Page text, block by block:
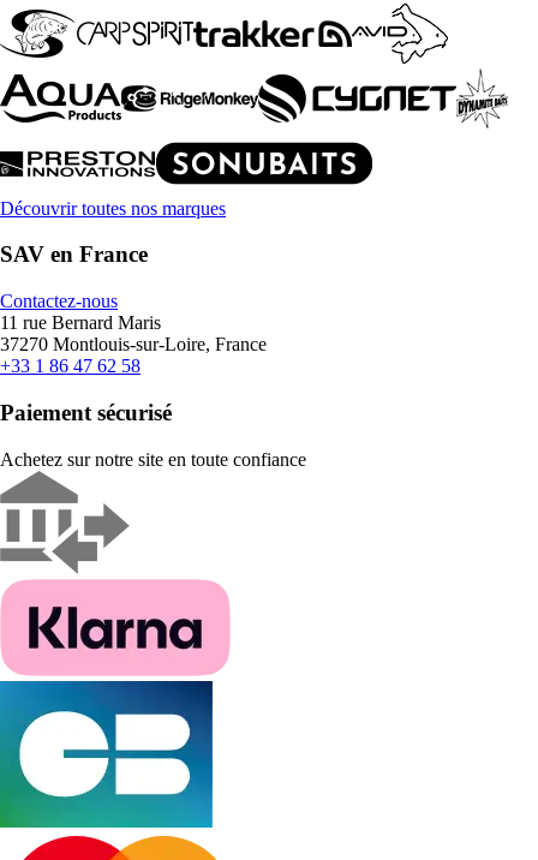
Découvrir toutes nos marques
SAV en France
Contactez-nous
11 rue Bernard Maris
37270 Montlouis-sur-Loire, France
+33 1 86 47 62 58
Paiement sécurisé
Achetez sur notre site en toute confiance